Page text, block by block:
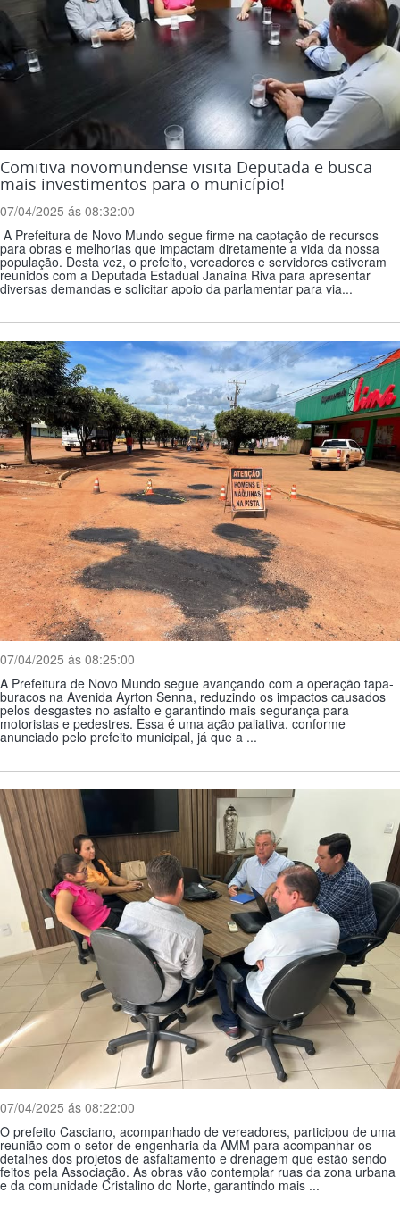
Comitiva novomundense visita Deputada e busca
mais investimentos para o município!
07/04/2025 ás 08:32:00
A Prefeitura de Novo Mundo segue firme na captação de recursos
para obras e melhorias que impactam diretamente a vida da nossa
população. Desta vez, o prefeito, vereadores e servidores estiveram
reunidos com a Deputada Estadual Janaina Riva para apresentar
diversas demandas e solicitar apoio da parlamentar para via...
07/04/2025 ás 08:25:00
A Prefeitura de Novo Mundo segue avançando com a operação tapa-
buracos na Avenida Ayrton Senna, reduzindo os impactos causados
pelos desgastes no asfalto e garantindo mais segurança para
motoristas e pedestres. Essa é uma ação paliativa, conforme
anunciado pelo prefeito municipal, já que a ...
07/04/2025 ás 08:22:00
O prefeito Casciano, acompanhado de vereadores, participou de uma
reunião com o setor de engenharia da AMM para acompanhar os
detalhes dos projetos de asfaltamento e drenagem que estão sendo
feitos pela Associação. As obras vão contemplar ruas da zona urbana
e da comunidade Cristalino do Norte, garantindo mais ...